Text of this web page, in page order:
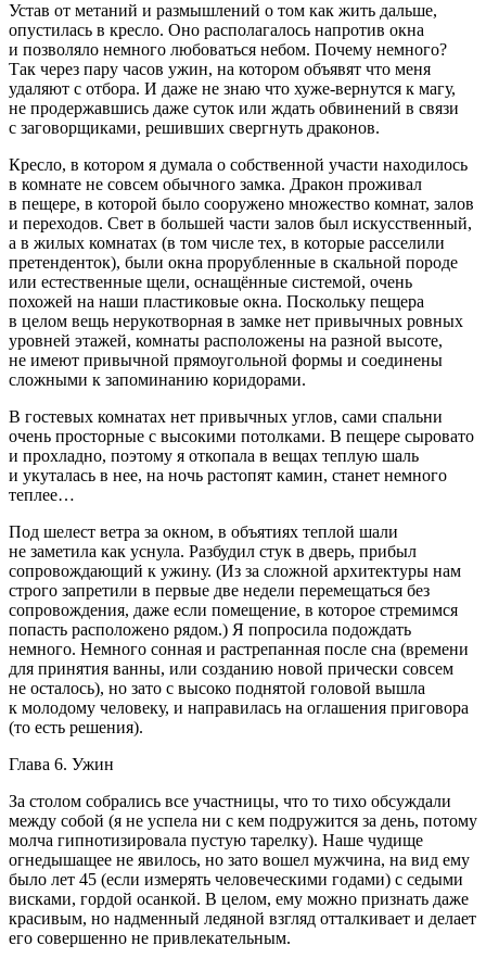
Устав от метаний и размышлений о том как жить дальше,
опустилась в кресло. Оно располагалось напротив окна
и позволяло немного любоваться небом. Почему немного?
Так через пару часов ужин, на котором объявят что меня
удаляют с отбора. И даже не знаю что хуже-вернутся к магу,
не продержавшись даже суток или ждать обвинений в связи
с заговорщиками, решивших свергнуть драконов.
Кресло, в котором я думала о собственной участи находилось
в комнате не совсем обычного замка. Дракон проживал
в пещере, в которой было сооружено множество комнат, залов
и переходов. Свет в большей части залов был искусственный,
а в жилых комнатах (в том числе тех, в которые расселили
претенденток), были окна прорубленные в скальной породе
или естественные щели, оснащённые системой, очень
похожей на наши пластиковые окна. Поскольку пещера
в целом вещь нерукотворная в замке нет привычных ровных
уровней этажей, комнаты расположены на разной высоте,
не имеют привычной прямоугольной формы и соединены
сложными к запоминанию коридорами.
В гостевых комнатах нет привычных углов, сами спальни
очень просторные с высокими потолками. В пещере сыровато
и прохладно, поэтому я откопала в вещах теплую шаль
и укуталась в нее, на ночь растопят камин, станет немного
теплее…
Под шелест ветра за окном, в объятиях теплой шали
не заметила как уснула. Разбудил стук в дверь, прибыл
сопровождающий к ужину. (Из за сложной архитектуры нам
строго запретили в первые две недели перемещаться без
сопровождения, даже если помещение, в которое стремимся
попасть расположено рядом.) Я попросила подождать
немного. Немного сонная и растрепанная после сна (времени
для принятия ванны, или созданию новой прически совсем
не осталось), но зато с высоко поднятой головой вышла
к молодому человеку, и направилась на оглашения приговора
(то есть решения).
Глава 6. Ужин
За столом собрались все участницы, что то тихо обсуждали
между собой (я не успела ни с кем подружится за день, потому
молча гипнотизировала пустую тарелку). Наше чудище
огнедышащее не явилось, но зато вошел мужчина, на вид ему
было лет 45 (если измерять человеческими годами) с седыми
висками, гордой осанкой. В целом, ему можно признать даже
красивым, но надменный ледяной взгляд отталкивает и делает
его совершенно не привлекательным.